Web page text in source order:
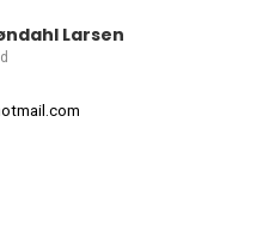
Larsen